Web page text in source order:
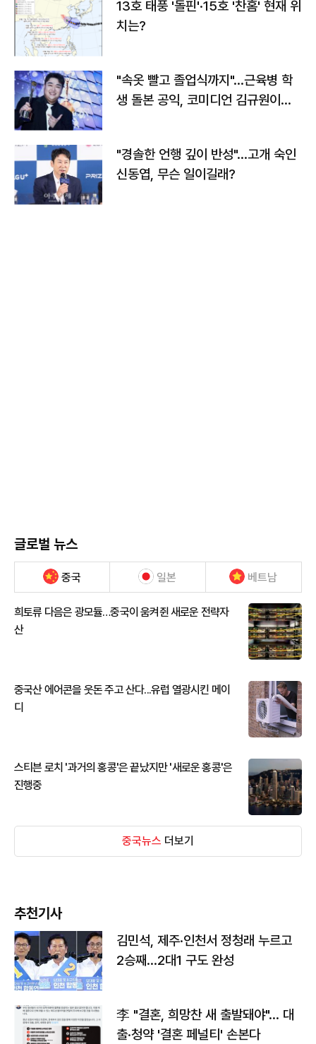
13호 태풍 '돌핀'·15호 '찬홈' 현재 위
치는?
"속옷 빨고 졸업식까지"…근육병 학
생 돌본 공익, 코미디언 김규원이었
"경솔한 언행 깊이 반성"…고개 숙인
신동엽, 무슨 일이길래?
글로벌 뉴스
중국 일본 베트남
희토류 다음은 광모듈…중국이 움켜쥔 새로운 전략자
산
중국산 에어콘을 웃돈 주고 산다...유럽 열광시킨 메이
디
스티븐 로치 '과거의 홍콩'은 끝났지만 '새로운 홍콩'은
진행중
중국뉴스 더보기
추천기사
김민석, 제주·인천서 정청래 누르고
2승째…2대1 구도 완성
李 "결혼, 희망찬 새 출발돼야"… 대
출·청약 '결혼 페널티' 손본다